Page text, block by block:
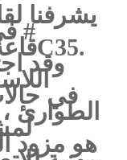
يشرفنا
وقد
الطوارئ